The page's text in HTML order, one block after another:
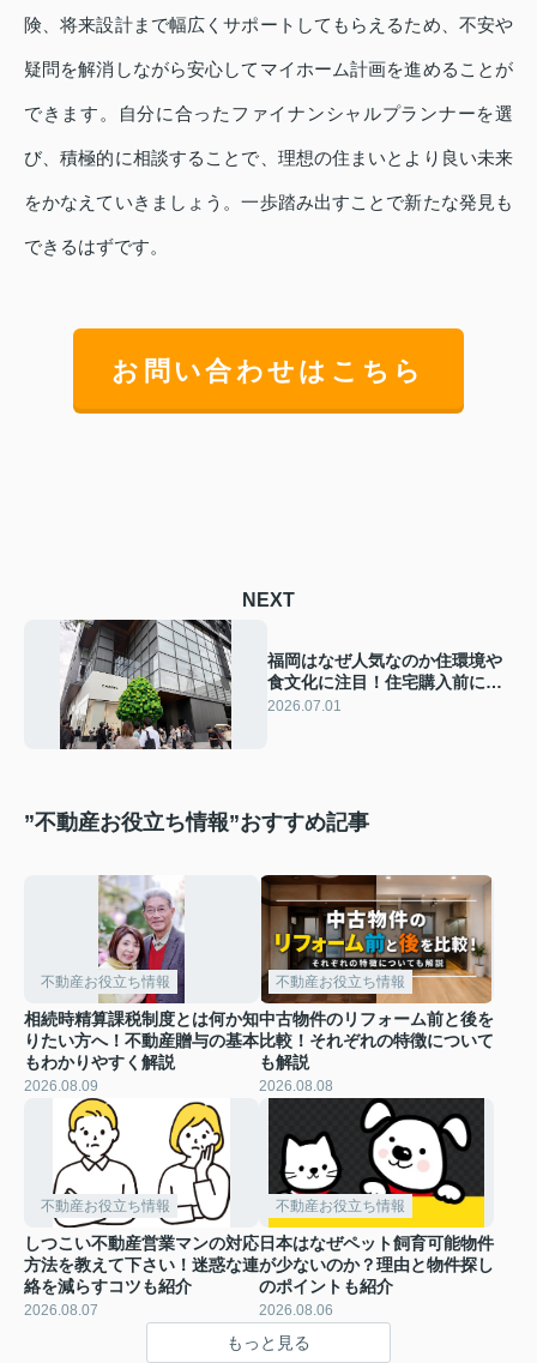
険、将来設計まで幅広くサポートしてもらえるため、不安や
疑問を解消しながら安心してマイホーム計画を進めることが
できます。自分に合ったファイナンシャルプランナーを選
び、積極的に相談することで、理想の住まいとより良い未来
をかなえていきましょう。一歩踏み出すことで新たな発見も
できるはずです。
お問い合わせはこちら
NEXT
福岡はなぜ人気なのか住環境や
食文化に注目！住宅購入前に知
りたい魅力も紹介
2026.07.01
”不動産お役立ち情報”おすすめ記事
不動産お役立ち情報
相続時精算課税制度とは何か知
りたい方へ！不動産贈与の基本
もわかりやすく解説
2026.08.09
不動産お役立ち情報
中古物件のリフォーム前と後を
比較！それぞれの特徴について
も解説
2026.08.08
不動産お役立ち情報
しつこい不動産営業マンの対応
方法を教えて下さい！迷惑な連
絡を減らすコツも紹介
2026.08.07
不動産お役立ち情報
日本はなぜペット飼育可能物件
が少ないのか？理由と物件探し
のポイントも紹介
2026.08.06
もっと見る